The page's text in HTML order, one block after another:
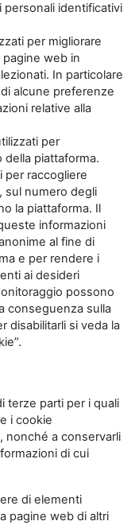
identificativi
per migliorare
web in
In particolare
alcune preferenze
relative alla
per
della piattaforma.
per raccogliere
sul numero degli
la piattaforma. Il
informazioni
al fine di
e per rendere i
ai desideri
possono
conseguenza sulla
disabilitarli si veda la
terze parti per i quali
i cookie
nonché a conservarli
di cui
di elementi
pagine web di altri